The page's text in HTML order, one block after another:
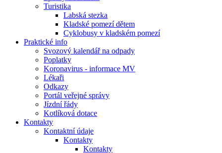
Turistika
Labská stezka
Kladské pomezí dětem
Cyklobusy v kladském pomezí
Praktické info
Svozový kalendář na odpady
Poplatky
Koronavirus - informace MV
Lékaři
Odkazy
Portál veřejné správy
Jízdní řády
Kotlíková dotace
Kontakty
Kontaktní údaje
Kontakty
Kontakty